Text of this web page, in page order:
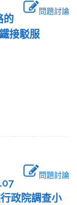
問題討論
的
接駁服
問題討論
政院調查小